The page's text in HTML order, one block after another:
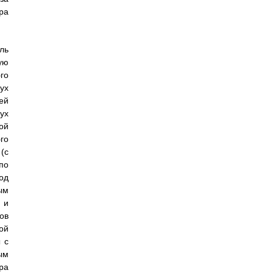
на 130 мс, нулевая клемма четырнадцатого включателя соединена с четырнадцатым выходом формирователя спектра излучения, параллельно нул